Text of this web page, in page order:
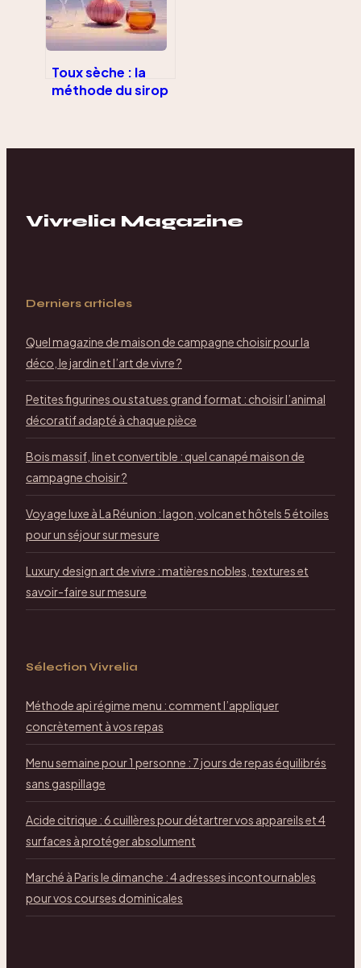
Toux sèche : la
méthode du sirop
Vivrelia Magazine
Derniers articles
Quel magazine de maison de campagne choisir pour la
déco, le jardin et l’art de vivre ?
Petites figurines ou statues grand format : choisir l’animal
décoratif adapté à chaque pièce
Bois massif, lin et convertible : quel canapé maison de
campagne choisir ?
Voyage luxe à La Réunion : lagon, volcan et hôtels 5 étoiles
pour un séjour sur mesure
Luxury design art de vivre : matières nobles, textures et
savoir-faire sur mesure
Sélection Vivrelia
Méthode api régime menu : comment l’appliquer
concrètement à vos repas
Menu semaine pour 1 personne : 7 jours de repas équilibrés
sans gaspillage
Acide citrique : 6 cuillères pour détartrer vos appareils et 4
surfaces à protéger absolument
Marché à Paris le dimanche : 4 adresses incontournables
pour vos courses dominicales